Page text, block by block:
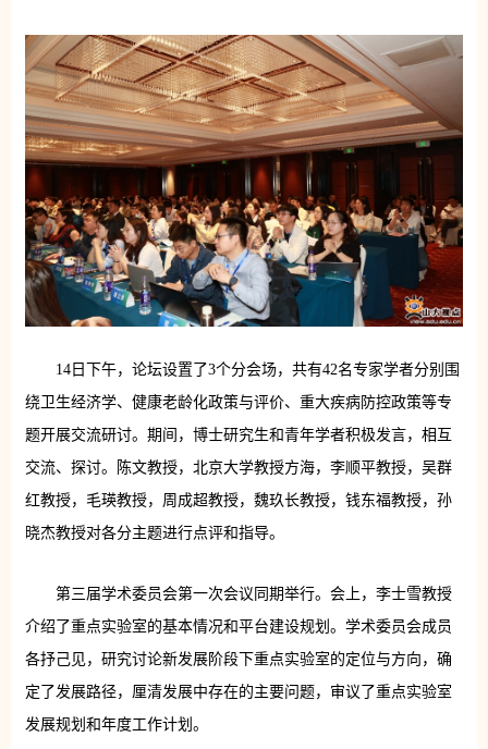
14日下午，论坛设置了3个分会场，共有42名专家学者分别围
绕卫生经济学、健康老龄化政策与评价、重大疾病防控政策等专
题开展交流研讨。期间，博士研究生和青年学者积极发言，相互
交流、探讨。陈文教授，北京大学教授方海，李顺平教授，吴群
红教授，毛瑛教授，周成超教授，魏玖长教授，钱东福教授，孙
晓杰教授对各分主题进行点评和指导。
第三届学术委员会第一次会议同期举行。会上，李士雪教授
介绍了重点实验室的基本情况和平台建设规划。学术委员会成员
各抒己见，研究讨论新发展阶段下重点实验室的定位与方向，确
定了发展路径，厘清发展中存在的主要问题，审议了重点实验室
发展规划和年度工作计划。